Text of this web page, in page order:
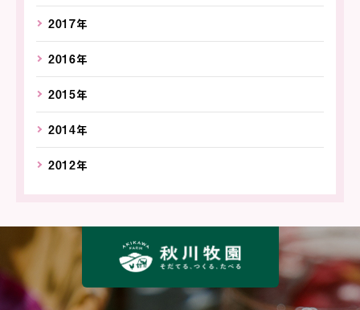
2017年
2016年
2015年
2014年
2012年